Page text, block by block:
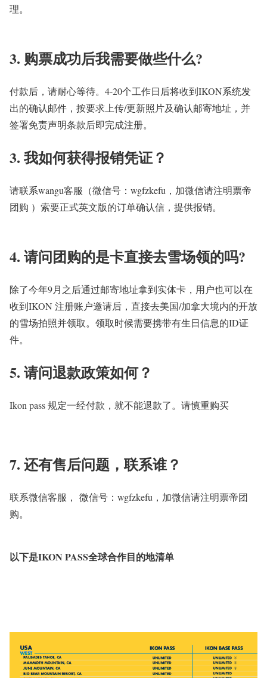
理。
3. 购票成功后我需要做些什么?
付款后，请耐心等待。4-20个工作日后将收到IKON系统发
出的确认邮件，按要求上传/更新照片及确认邮寄地址，并
签署免责声明条款后即完成注册。
3. 我如何获得报销凭证？
请联系wangu客服（微信号：wgfzkefu，加微信请注明票帝
团购 ）索要正式英文版的订单确认信，提供报销。
4. 请问团购的是卡直接去雪场领的吗?
除了今年9月之后通过邮寄地址拿到实体卡，用户也可以在
收到IKON 注册账户邀请后，直接去美国/加拿大境内的开放
的雪场拍照并领取。领取时候需要携带有生日信息的ID证
件。
5. 请问退款政策如何？
Ikon pass 规定一经付款，就不能退款了。请慎重购买
7. 还有售后问题，联系谁？
联系微信客服， 微信号：wgfzkefu，加微信请注明票帝团
购。
以下是IKON PASS全球合作目的地清单